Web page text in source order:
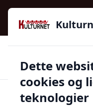
Kulturnet - Alt Det Gode
2016
97 kategorier 👍Kun
Dette
cookies og
teknologier